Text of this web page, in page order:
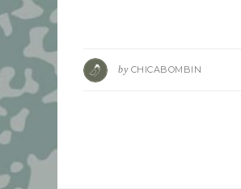
by CHICABOMBIN